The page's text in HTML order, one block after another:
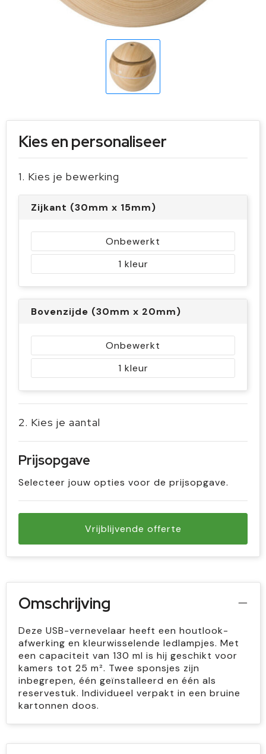
Sleutelhangers en Lanyards
Spellen voor binnen en buiten
Vrije tijd en Strand
Handschoenen en Sjaals
Kies en personaliseer
1. Kies je bewerking
Zijkant (30mm x 15mm)
Onbewerkt
1
Bovenzijde (30mm x 20mm)
Onbewerkt
1
2. Kies je aantal
Prijsopgave
Selecteer jouw opties voor de prijsopgave.
Vrijblijvende offerte
Omschrijving
Deze USB-vernevelaar heeft een houtlook-
afwerking en kleurwisselende ledlampjes. Met
een capaciteit van 130 ml is hij geschikt voor
kamers tot 25 m². Twee sponsjes zijn
inbegrepen, één geïnstalleerd en één als
reservestuk. Individueel verpakt in een bruine
kartonnen doos.